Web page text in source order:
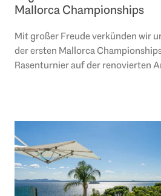
Mallorca Championships
Mit großer Freude verkünden wir
der ersten Mallorca
Rasenturnier auf der renovierten